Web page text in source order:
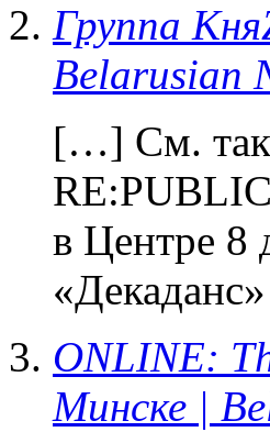
Группа
Belarusian
[…] См.
в Центре 8
ONLINE:
Минске |